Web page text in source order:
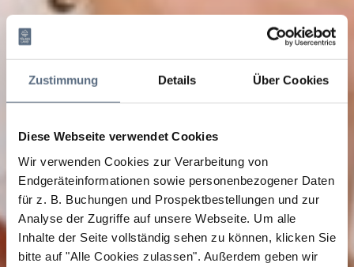
Zustimmung Details Über Cookies
Diese Webseite verwendet Cookies
Wir verwenden Cookies zur Verarbeitung von
Endgeräteinformationen sowie personenbezogener Daten
für z. B. Buchungen und Prospektbestellungen und zur
Analyse der Zugriffe auf unsere Webseite. Um alle
Inhalte der Seite vollständig sehen zu können, klicken Sie
bitte auf "Alle Cookies zulassen". Außerdem geben wir